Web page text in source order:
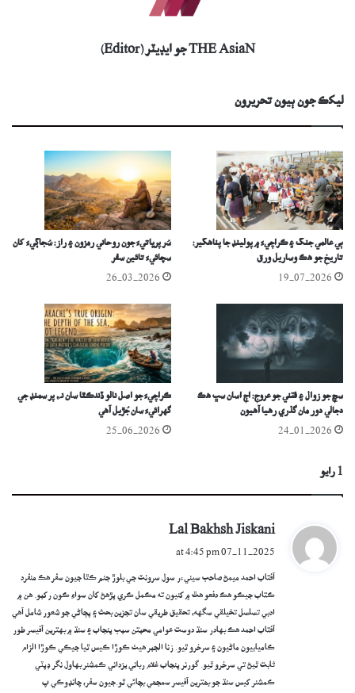
THE AsiaN جو ايڊيٽر (Editor)
ليکڪ جون ٻيون تحريرون
ٻي عالمي جنگ ۽ ڪراچيءَ ۾ پولينڊ جا پناهگير:
تاريخ جو هڪ وساريل ورق
19-07-2026
سُر پرڀاتيءَ جون روحاني رمزون ۽ راز: سُجاڳيءَ کان
سچائيءَ تائين سفر
26-03-2026
سچ جو زوال ۽ فتني جو عروج: اڄ اسان سڀ ھڪ
دجالي دور مان گذري رھيا آھيون
24-01-2026
ڪراچيءَ جو اصل نالو ڏندڪٿا سان نہ، پر سمنڊ جي
گهرائيءَ سان جُڙيل آهي
25-06-2026
1 رايو
Lal Bakhsh Jiskani
s
:
07-11-2025 at 4:45 pm
آفتاب احمد ميمڻ صاحب سينيءر سول سرونٽ جي بلوڙ جنم ڪٿا جيون سفر هڪ منفرد
ڪتاب جيڪو هڪ دفعو هٿ ۾ کنيون ته مڪمل ڪري پڙهڻ کان سواءِ ڪون رکبو. هن ۾
ادبي تسلسل تخيلقي سگهه، تحقيق طريقي سان تجزين بحث ۽ پڄاڻي جو شعور شامل آهي
آفتاب احمد هڪ بهادر سنڌ دوست عوامي محبتن سبب پنجاب ۽ سنڌ ۾ بهترين آفيسر طور
ڪاميابيون ماڻيون ۽ سرخرو ٿيو. زنا الجبر هيٺ ڪوڙا ڪيس ٿيا جيڪي ڪوڙا الزام
ثابت ٿيڻ تي سرخرو ٿيو. گورنر پنجاب غلام رباني يزداني ڪمشنر بهاول نگر ڊپٽي
ڪمشنر کيس سنڌ جو بھترين آفيسر سمجھي بچائي ٿو.جيون سفر، چانڊوڪي پ